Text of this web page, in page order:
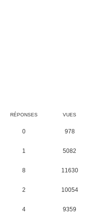
RÉPONSES VUES
0 978
1 5082
8 11630
2 10054
4 9359